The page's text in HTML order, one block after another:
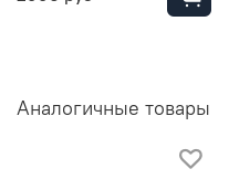
Аналогичные товары